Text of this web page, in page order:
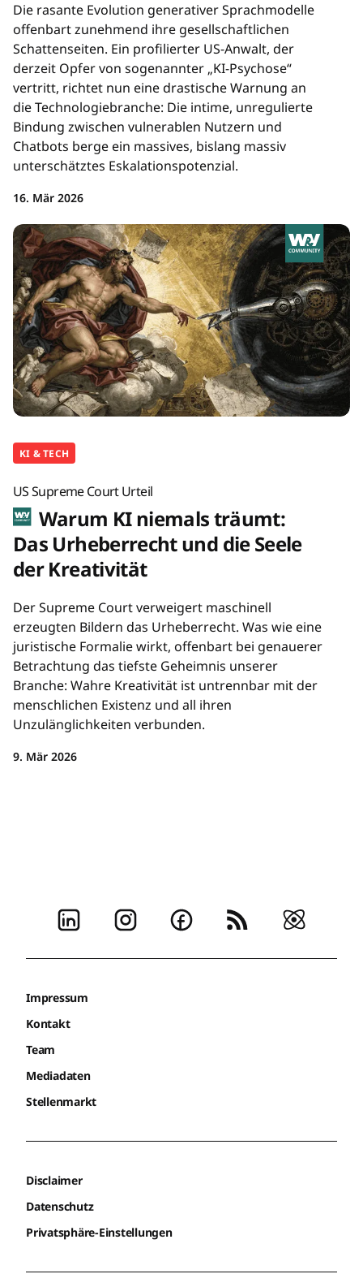
Die rasante Evolution generativer Sprachmodelle
offenbart zunehmend ihre gesellschaftlichen
Schattenseiten. Ein profilierter US-Anwalt, der
derzeit Opfer von sogenannter „KI-Psychose“
vertritt, richtet nun eine drastische Warnung an
die Technologiebranche: Die intime, unregulierte
Bindung zwischen vulnerablen Nutzern und
Chatbots berge ein massives, bislang massiv
unterschätztes Eskalationspotenzial.
16. Mär 2026
KI & TECH
US Supreme Court Urteil
Warum KI niemals träumt:
Das Urheberrecht und die Seele
der Kreativität
Der Supreme Court verweigert maschinell
erzeugten Bildern das Urheberrecht. Was wie eine
juristische Formalie wirkt, offenbart bei genauerer
Betrachtung das tiefste Geheimnis unserer
Branche: Wahre Kreativität ist untrennbar mit der
menschlichen Existenz und all ihren
Unzulänglichkeiten verbunden.
9. Mär 2026
Impressum
Kontakt
Team
Mediadaten
Stellenmarkt
Disclaimer
Datenschutz
Privatsphäre-Einstellungen